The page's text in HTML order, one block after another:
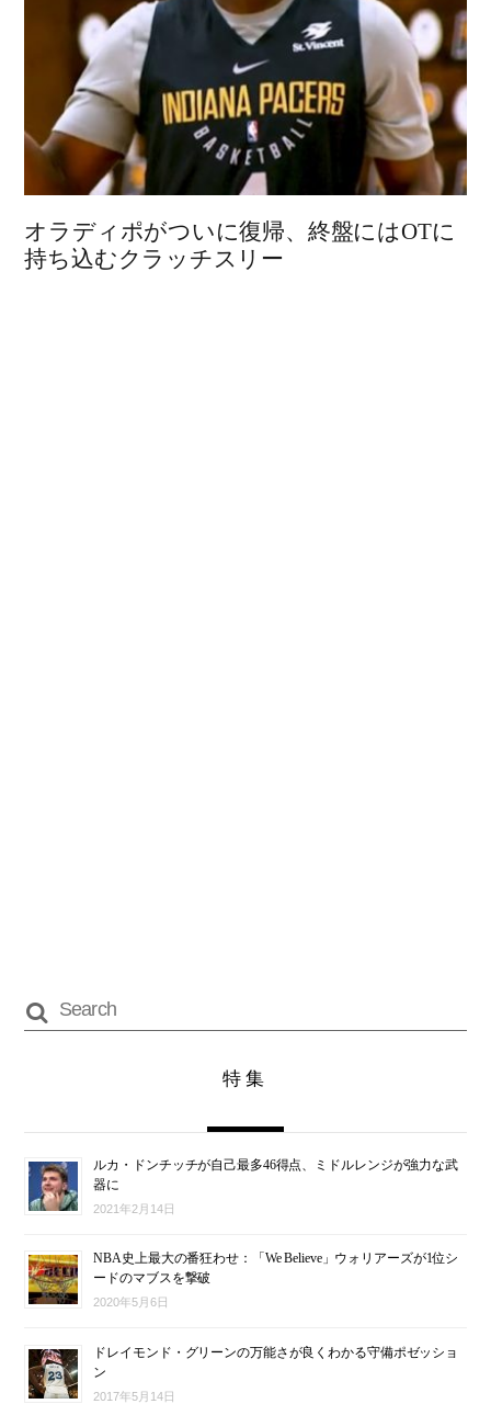
オラディポがついに復帰、終盤にはOTに
持ち込むクラッチスリー
特集
ルカ・ドンチッチが自己最多46得点、ミドルレンジが強力な武
器に
2021年2月14日
NBA史上最大の番狂わせ：「We Believe」ウォリアーズが1位シ
ードのマブスを撃破
2020年5月6日
ドレイモンド・グリーンの万能さが良くわかる守備ポゼッショ
ン
2017年5月14日